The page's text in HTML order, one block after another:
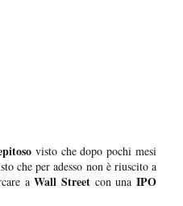
visto che dopo pochi mesi
che per adesso non è riuscito a
aWall Streetcon unaIPO